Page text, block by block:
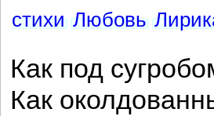
стихи Любовь
Как под
Как